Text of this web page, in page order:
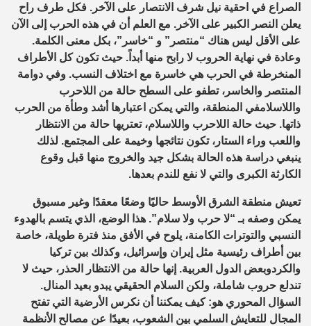
الصراع في احقية نيل شرف الانتصار على الآخر. فكل طرف راح
يعلن النصر الكبير على الآخر. مع العلم أن في هذه الحرب إلى الآن
على الأقل ليس هناك “منتصر” و “خاسر”، بكل معنى الكلمة.
وعادة في نهاية الحروب لا رابح منها أبداً. حيث تكون كل الأطراف
المنخرطة في الحرب هي خاسرة مع اختلاف النسب. وفي دوامة
المنتصر والخاسر ، تطفو على السطح حالة من اللاحرب
واللاسلامفي المنطقة، والتي يمكن اعتبارها أشد وطأة من الحرب
ذاتها. حيث حالة اللاحرب واللاسلام،تعتريها حالة من الانتظار
واللعب وراء الستار، تكون نتائجها وخيمة على المجتمع. لذلك
ينبغي دراسة هذه الحالة بشكل جيد والخروج منها قبل وقوع
الكارثة الكبرى والتي لا نفع للندم بعدها.
تعيش منطقة الشرق الأوسط حاليًا وضعًا معقدًا وغير مسبوق
يمكن وصفه بـ “لا حرب ولا سلام”. هذا الوضع، الذي يتسم بالهدوء
النسبي والتوترات الكامنة، يلوح في الأفق منذ فترة طويلة، خاصة
بين أطراف رئيسية مثل إيران وإسرائيل، وكذلك بين تركيا
والكردوبعض الدول العربية. إنها حالة من الانتظار الحذر، حيث لا
تندلع حروب شاملة، ولكن السلام الحقيقي يبدو بعيد المنال.
السؤال المحوري هو: كيف يمكننا أن نكرس الأرضية التي تفتح
المجال للتعايش السلمي بين الشعوب، بعيدًا عن مصالح الأنظمة